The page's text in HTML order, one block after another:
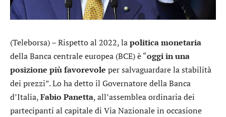
(Teleborsa) – Rispetto al 2022, lapolitica monetaria
della Banca centrale europea (BCE) è “oggi in una
posizione più favorevole per salvaguardare la stabilità
dei prezzi”. Lo ha detto il Governatore della Banca
d’Italia,Fabio Panetta, all’assemblea ordinaria dei
partecipanti al capitale di Via Nazionale in occasione